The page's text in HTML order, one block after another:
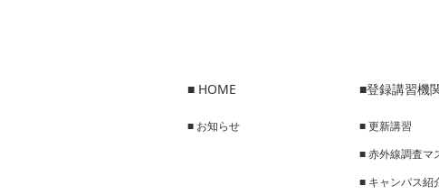
■ HOME
■ お知らせ
■登録講習機
■ 更新講習
■ 赤外線調査マ
■ キャンパス紹